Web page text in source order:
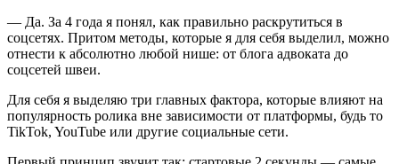
— Да. За 4 года я понял, как правильно раскрутиться в
соцсетях. Притом методы, которые я для себя выделил, можно
отнести к абсолютно любой нише: от блога адвоката до
соцсетей швеи.
Для себя я выделяю три главных фактора, которые влияют на
популярность ролика вне зависимости от платформы, будь то
TikTok, YouTube или другие социальные сети.